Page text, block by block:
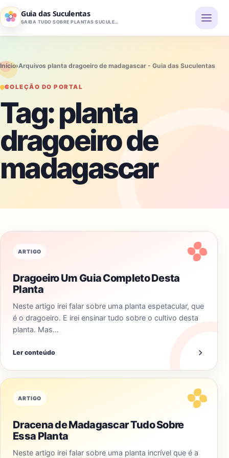
Pular para o conteúdo
Guia das Suculentas
SAIBA TUDO SOBRE PLANTAS SUCULENTAS
Início›Arquivos planta dragoeiro de madagascar - Guia das Suculentas
COLEÇÃO DO PORTAL
Tag:planta
dragoeiro de
madagascar
ARTIGO
Dragoeiro Um Guia Completo Desta
Planta
Neste artigo irei falar sobre uma planta espetacular, que
é o dragoeiro. E irei ensinar tudo sobre o cultivo desta
planta. Mas…
Ler conteúdo
ARTIGO
Dracena de Madagascar Tudo Sobre
Essa Planta
Neste artigo irei falar sobre uma planta incrível que é a